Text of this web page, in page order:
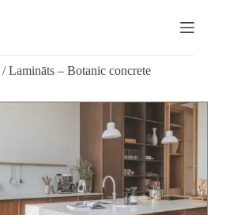
Lamināts – Botanic concrete